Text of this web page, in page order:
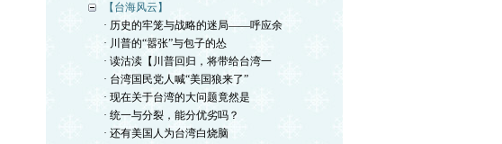
【台海风云】
· 历史的牢笼与战略的迷局——呼应余
· 川普的“嚣张”与包子的怂
· 读沽渎【川普回归，将带给台湾一
· 台湾国民党人喊“美国狼来了”
· 现在关于台湾的大问题竟然是
· 统一与分裂，能分优劣吗？
· 还有美国人为台湾白烧脑